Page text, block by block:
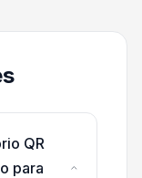
QR
para